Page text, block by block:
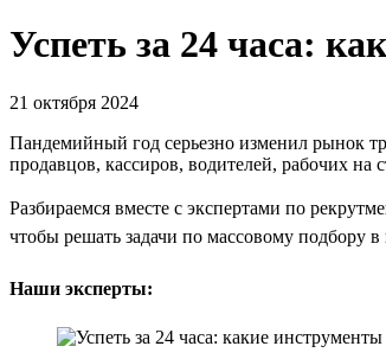
Успеть за 24 часа:
21 октября 2024
Пандемийный год серьезно изменил рынок
продавцов, кассиров, водителей, рабочих
Разбираемся вместе с экспертами по
чтобы решать задачи по массовому подбору
Наши эксперты: